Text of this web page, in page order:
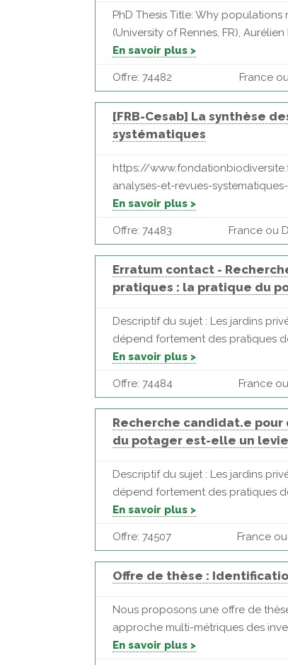
PhD Thesis Title: Why
(University of Rennes, FR),
En savoir plus >
Offre: 74482 France
[FRB-Cesab] La synthèse
systématiques
https://
analyses-et-revues-
En savoir plus >
Offre: 74483 France ou
Erratum contact -
pratiques : la pratique du
Descriptif du sujet : Les jardins
dépend fortement des pratiques
En savoir plus >
Offre: 74484 France
Recherche candidat.e pour
du potager est-elle un
Descriptif du sujet : Les jardins
dépend fortement des pratiques
En savoir plus >
Offre: 74507 France
Offre de thèse :
Nous proposons une offre de
approche multi-métriques des
En savoir plus >